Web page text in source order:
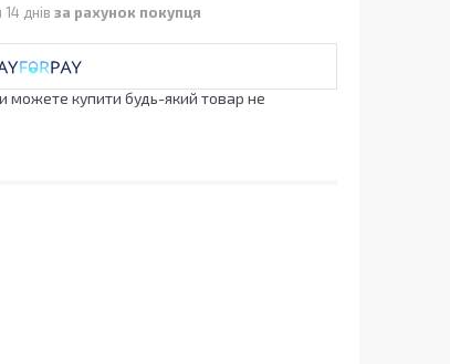
днів за рахунок покупця
можете купити будь-який товар не